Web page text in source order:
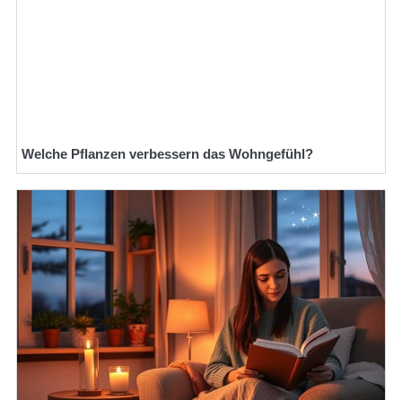
Welche Pflanzen verbessern das Wohngefühl?